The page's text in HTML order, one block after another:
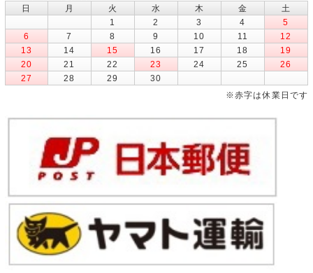
日
月 火 水 木 金
土
1
2 3 4
5
6
7 8 9 10 11
12
13
14 15 16 17 18
19
20
21 22 23 24 25
26
27
28 29
30
※赤字は休業日です